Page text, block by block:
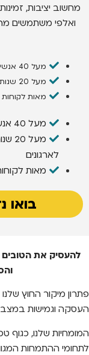
מחשוב יציבות,
ואלפי משתמשים
מעל 40 אנשי צוות מנוסים ומקצועיים
מעל 20 שנות ניסיון בניהול ותחזוקת מערכות מחשוב לארגונים
מאות
מעל 40 אנשי צוות מנוסים ומקצועיים
לארגונים
מאות
בואו
פתרון מיקור החוץ
העסקה וגמישות
המומחיות שלנו, כגוף
לתחומי ההתמחות